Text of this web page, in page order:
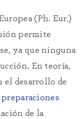
(Ph. Eur.)
permite
ya que ninguna
En teoría,
el desarrollo de
de la